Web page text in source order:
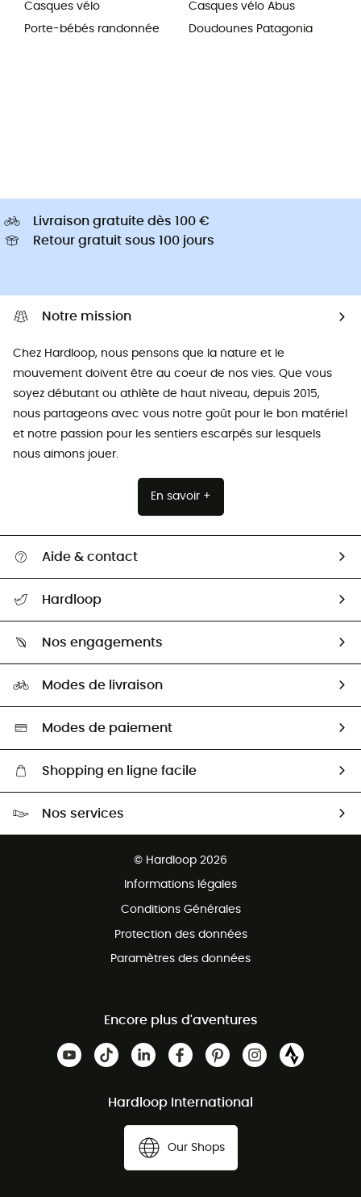
Casques vélo
Porte-bébés randonnée
Casques vélo Abus
Doudounes Patagonia
Livraison gratuite dès 100 €
Retour gratuit sous 100 jours
Notre mission
Chez Hardloop, nous pensons que la nature et le
mouvement doivent être au coeur de nos vies. Que vous
soyez débutant ou athlète de haut niveau, depuis 2015,
nous partageons avec vous notre goût pour le bon matériel
et notre passion pour les sentiers escarpés sur lesquels
nous aimons jouer.
En savoir +
Aide & contact
Retour & remboursement
Guide des tailles
Seconde Main
Aide & Contact
Hardloop
HardGuides
Nos engagements
Sélection éco-responsable
Modes de livraison
Modes de paiement
Shopping en ligne facile
Nos services
© Hardloop 2026
Informations légales
Conditions Générales
Protection des données
Paramètres des données
Encore plus d'aventures
Hardloop International
Our Shops